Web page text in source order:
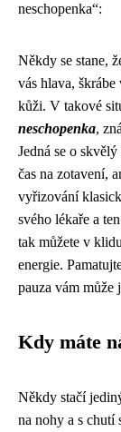
neschopenka“:
Někdy se stane,
vás hlava,
kůži. V takové
neschopenka,
Jedná se o
čas na zotavení,
vyřizování
svého lékaře a
tak můžete v
energie.
pauza vám může
Kdy máte
Někdy stačí
na nohy a s chutí